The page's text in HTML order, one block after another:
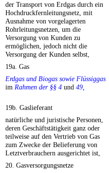
der Transport von Erdgas durch ein
Hochdruckfernleitungsnetz, mit
Ausnahme von vorgelagerten
Rohrleitungsnetzen, um die
Versorgung von Kunden zu
ermöglichen, jedoch nicht die
Versorgung der Kunden selbst,
19a. Gas
Erdgas und Biogas sowie Flüssiggas
im Rahmen der §§ 4 und 49,
19b. Gaslieferant
natürliche und juristische Personen,
deren Geschäftstätigkeit ganz oder
teilweise auf den Vertrieb von Gas
zum Zwecke der Belieferung von
Letztverbrauchern ausgerichtet ist,
20. Gasversorgungsnetze